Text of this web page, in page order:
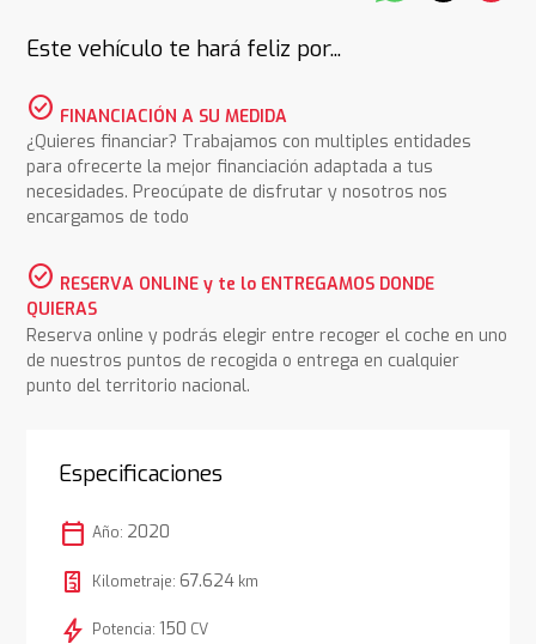
Este vehículo te hará feliz por...
check_circle FINANCIACIÓN A SU MEDIDA
¿Quieres financiar? Trabajamos con multiples entidades
para ofrecerte la mejor financiación adaptada a tus
necesidades. Preocúpate de disfrutar y nosotros nos
encargamos de todo
check_circle RESERVA ONLINE y te lo ENTREGAMOS DONDE
QUIERAS
Reserva online y podrás elegir entre recoger el coche en uno
de nuestros puntos de recogida o entrega en cualquier
punto del territorio nacional.
Especificaciones
calendar_today Año: 2020
Kilometraje: 67.624km
bolt Potencia: 150 CV